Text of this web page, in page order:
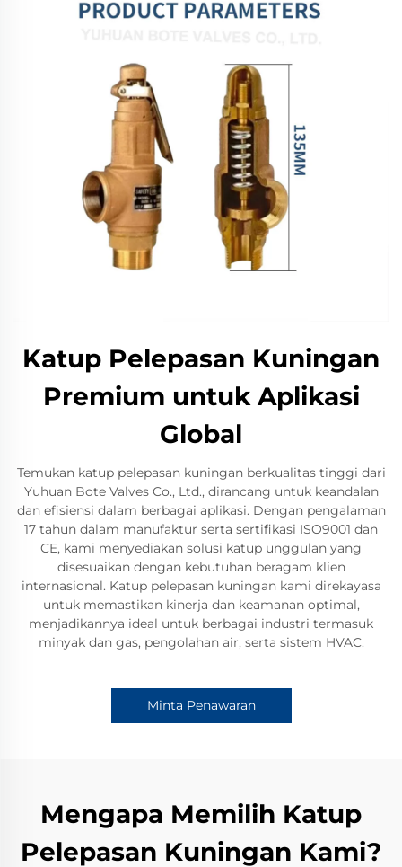
Katup Pelepasan Kuningan
Premium untuk Aplikasi
Global
Temukan katup pelepasan kuningan berkualitas tinggi dari
Yuhuan Bote Valves Co., Ltd., dirancang untuk keandalan
dan efisiensi dalam berbagai aplikasi. Dengan pengalaman
17 tahun dalam manufaktur serta sertifikasi ISO9001 dan
CE, kami menyediakan solusi katup unggulan yang
disesuaikan dengan kebutuhan beragam klien
internasional. Katup pelepasan kuningan kami direkayasa
untuk memastikan kinerja dan keamanan optimal,
menjadikannya ideal untuk berbagai industri termasuk
minyak dan gas, pengolahan air, serta sistem HVAC.
Minta Penawaran
Mengapa Memilih Katup
Pelepasan Kuningan Kami?